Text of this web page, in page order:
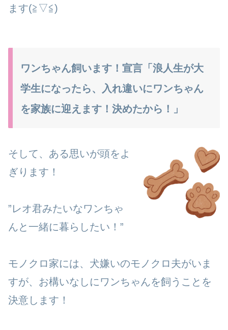
ます(≧▽≦)
ワンちゃん飼います！宣言「浪人生が大
学生になったら、入れ違いにワンちゃん
を家族に迎えます！決めたから！」
そして、ある思いが頭をよ
ぎります！
”レオ君みたいなワンちゃ
んと一緒に暮らしたい！”
モノクロ家には、犬嫌いのモノクロ夫がいま
すが、お構いなしにワンちゃんを飼うことを
決意します！